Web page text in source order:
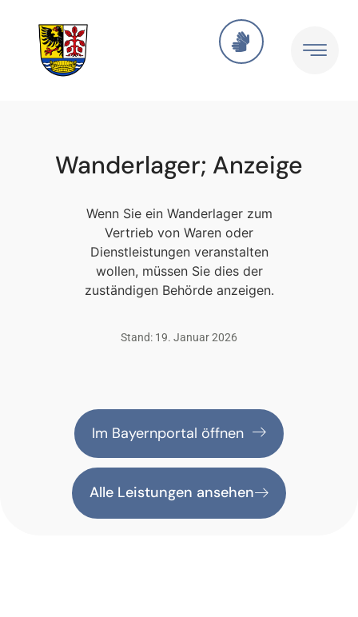
Wanderlager; Anzeige
Wenn Sie ein Wanderlager zum
Vertrieb von Waren oder
Dienstleistungen veranstalten
wollen, müssen Sie dies der
zuständigen Behörde anzeigen.
Stand: 19. Januar 2026
Im Bayernportal öffnen
Alle Leistungen ansehen